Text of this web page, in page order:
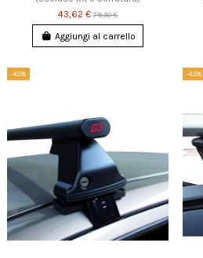
43,62 €79,30 €
Aggiungi al carrello
-45% -45%